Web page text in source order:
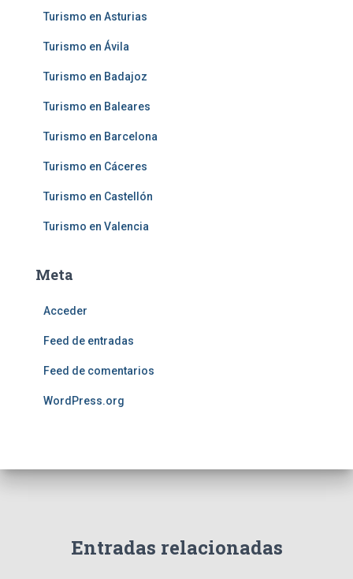
Turismo en Asturias
Turismo en Ávila
Turismo en Badajoz
Turismo en Baleares
Turismo en Barcelona
Turismo en Cáceres
Turismo en Castellón
Turismo en Valencia
Meta
Acceder
Feed de entradas
Feed de comentarios
WordPress.org
Entradas relacionadas